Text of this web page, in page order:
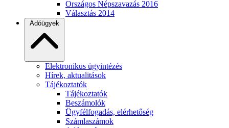
Országos Népszavazás 2016
Választás 2014
Adóügyek
Elektronikus ügyintézés
Hírek, aktualitások
Tájékoztatók
Tájékoztatók
Beszámolók
Ügyfélfogadás, elérhetőség
Számlaszámok